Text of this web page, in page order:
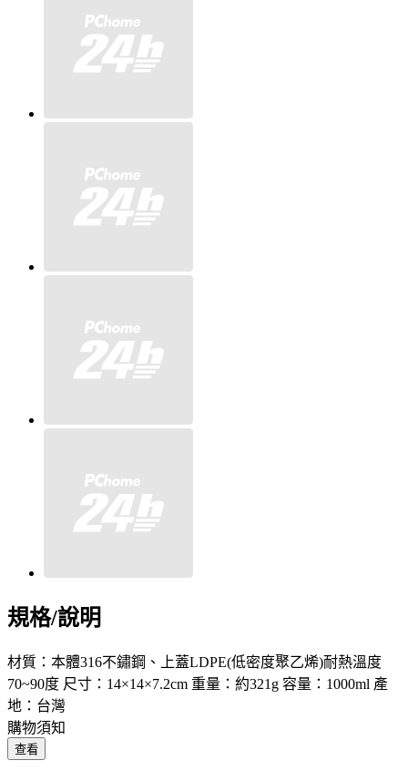
規格/說明
材質：本體316不鏽鋼、上蓋LDPE(低密度聚乙烯)耐熱溫度
70~90度 尺寸：14×14×7.2cm 重量：約321g 容量：1000ml 產
地：台灣
購物須知
查看